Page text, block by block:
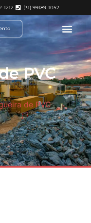
1212 (31) 99189-1052
PVC
de PVC